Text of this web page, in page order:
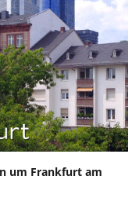
um Frankfurt am